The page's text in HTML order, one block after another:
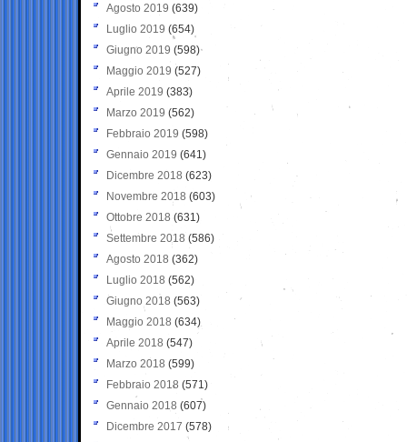
Agosto 2019 (639)
Luglio 2019 (654)
Giugno 2019 (598)
Maggio 2019 (527)
Aprile 2019 (383)
Marzo 2019 (562)
Febbraio 2019 (598)
Gennaio 2019 (641)
Dicembre 2018 (623)
Novembre 2018 (603)
Ottobre 2018 (631)
Settembre 2018 (586)
Agosto 2018 (362)
Luglio 2018 (562)
Giugno 2018 (563)
Maggio 2018 (634)
Aprile 2018 (547)
Marzo 2018 (599)
Febbraio 2018 (571)
Gennaio 2018 (607)
Dicembre 2017 (578)